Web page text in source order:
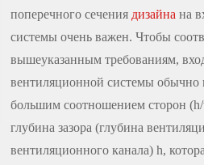
поперечного сечения дизайна на
системы очень важен. Чтобы
вышеуказанным требованиям,
вентиляционной системы обычно
большим соотношением сторон
глубина зазора (глубина
вентиляционного канала) h,